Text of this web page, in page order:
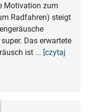
Motivation zum
Radfahren) steigt
Das erwartete
ist ... [czytaj